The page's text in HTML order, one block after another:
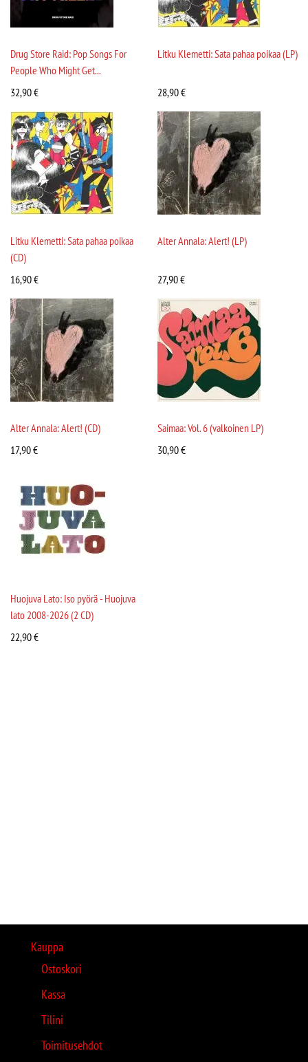
Drug Store Raid: Pop Songs For
People Who Might Get...
32,90€
Litku Klemetti: Sata pahaa poikaa (LP)
28,90€
Litku Klemetti: Sata pahaa poikaa
(CD)
16,90€
Alter Annala: Alert! (LP)
27,90€
Alter Annala: Alert! (CD)
17,90€
Saimaa: Vol. 6 (valkoinen LP)
30,90€
Huojuva Lato: Iso pyörä - Huojuva
lato 2008-2026 (2 CD)
22,90€
Kauppa
Ostoskori
Kassa
Tilini
Toimitusehdot